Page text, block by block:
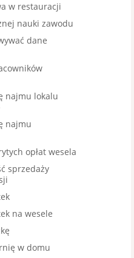
w restauracji
nauki zawodu
dane
najmu lokalu
najmu
opłat wesela
sprzedaży
na wesele
w domu